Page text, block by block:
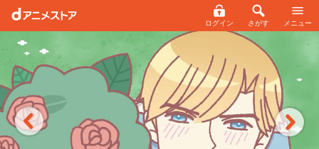
ログイン さがす メニュー